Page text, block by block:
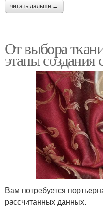
читать дальше →
От выбора
этапы
Вам потребуется
рассчитанных данных.